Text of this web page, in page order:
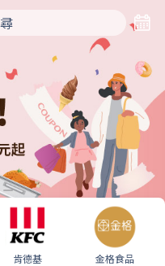
肯德基 金格食品